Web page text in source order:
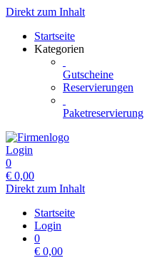
Direkt zum Inhalt
Startseite
Kategorien
Gutscheine
Reservierungen
Paketreservierung
Login
0
€ 0,00
Direkt zum Inhalt
Startseite
Login
0
€ 0,00